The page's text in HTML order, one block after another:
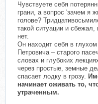
Чувствуете себя
грани, а вопрос 'зачем я
голове?
такой ситуации и
нет.
Он находит себя в глухом
Петровича – старого
словах и глубоких
через простые, земные
спасает лодку в грозу.
начинает оживать то,
утраченным.